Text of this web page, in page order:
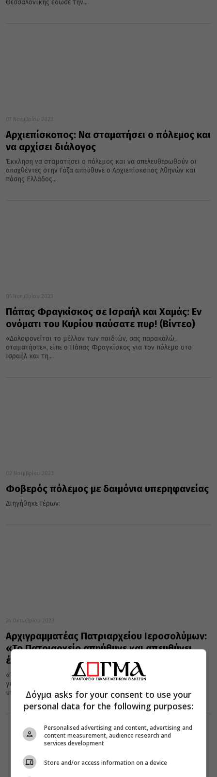
Θεσσαλονίκης έδωσε την...
07 Νοεμβρίου 2023
Αρχιεπίσκοπος: Να σταματήσει ο πόλεμος και
να αρχίσει διάλογος
Έκκληση να σταματήσει ο πόλεμος και να απελευθερωθούν οι
απαχθέντες στην Γάζα απηύθυνε ο Αρχιεπίσκοπος Αθηνών και
πάσης Ελλάδος...
05 Νοεμβρίου 2023
Πάπας Φραγκίσκος σε Ισραήλ και Χαμάς: Εν
ονόματι του Κυρίου παύσατε πυρ! (Βίντεο)
«Δολοφονείται το μέλλον των παιδιών, σας παρακαλώ,
σταματήστε», είπε ο Πάπας Φραγκίσκος για τον πόλεμο στο
Ισραήλ και τη...
02 Νοεμβρίου 2023
Φοβερός πόλεμος με δαιμόνια υπερηφανείας
Διηγήθηκε Γέρων:
24 Οκτωβρίου 2023
Αρχιγραμματέας Πατριαρχείου Ιεροσολύμων:
«Το Πατριαρχείο απηύθυνε και απευθύνει
έκκληση για παύση κάθε εχθροπραξίας»
«Το Πατριαρχείο Ιεροσολύμων απηύθυνε και απευθύνει έκκληση
για παύση κάθε εχθροπραξίας», επεσήμανε ο κ.Αρίσταρχος,
υπογραμμίζοντας πως «για την Εκκλησία,...
Δόγμα asks for your consent to use your
personal data for the following purposes:
Personalised advertising and content, advertising and
content measurement, audience research and
services development
Store and/or access information on a device